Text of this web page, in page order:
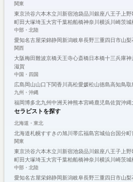
関東
東京渋谷六本木立川 新宿池袋品川 銀座八王子上野
町田大塚埼玉大宮千葉柏船橋神奈川 横浜川崎茨城
中部・北陸
愛知名古屋栄錦静岡新潟岐阜長野三重四日市山梨
関西
大阪梅田難波京橋天王寺心斎橋日本橋十三兵庫神
滋賀
中国・四国
広島 岡山山口下関香川 高松愛媛松山徳島高知鳥取
九州・沖縄
福岡博多北九州中洲 天神熊本宮崎鹿児島佐賀沖縄
セラピストを探す
北海道・東北
北海道札幌すすきの旭川 帯広福島宮城仙台 国分町
関東
東京渋谷六本木立川 新宿池袋品川 銀座八王子上野
町田大塚埼玉大宮千葉柏船橋神奈川 横浜川崎茨城
中部・北陸
愛知名古屋栄錦静岡新潟岐阜長野三重四日市山梨